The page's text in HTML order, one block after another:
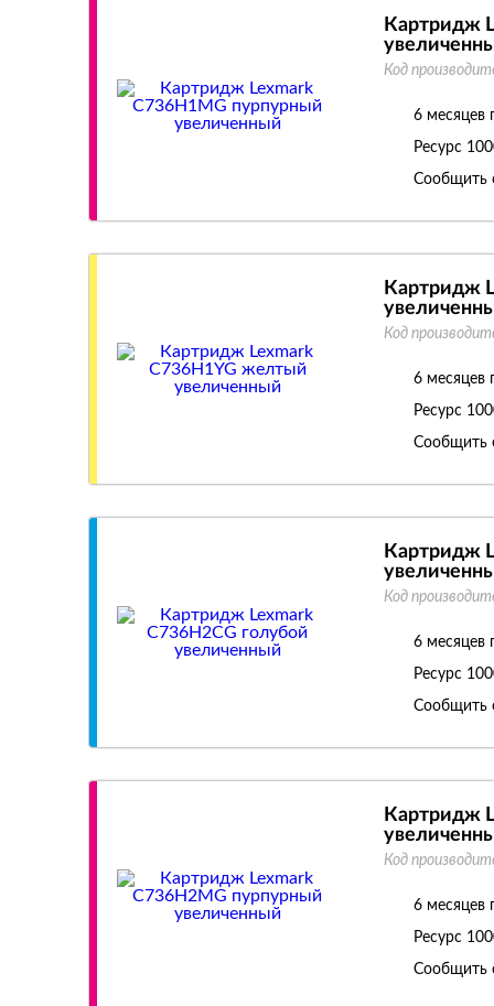
Картридж
Код
6 месяцев
Ресурс
Сообщить
Картридж
Код
6 месяцев
Ресурс
Сообщить
Картридж
Код
6 месяцев
Ресурс
Сообщить
Картридж
Код
6 месяцев
Ресурс
Сообщить